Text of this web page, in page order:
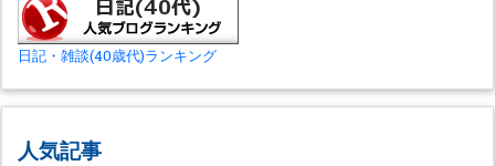
日記・雑談(40歳代)ランキング
人気記事